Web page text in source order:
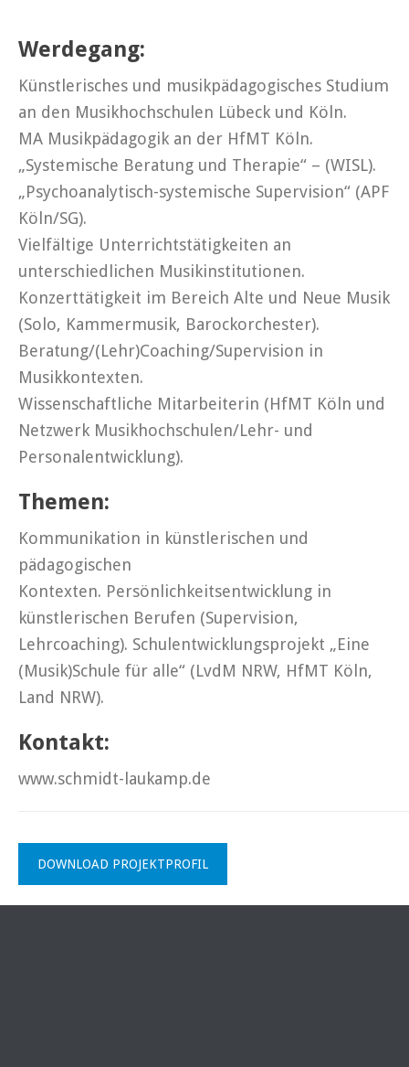
Werdegang:
Künstlerisches und musikpädagogisches Studium
an den Musikhochschulen Lübeck und Köln.
MA Musikpädagogik an der HfMT Köln.
„Systemische Beratung und Therapie“ – (WISL).
„Psychoanalytisch-systemische Supervision“ (APF
Köln/SG).
Vielfältige Unterrichtstätigkeiten an
unterschiedlichen Musikinstitutionen.
Konzerttätigkeit im Bereich Alte und Neue Musik
(Solo, Kammermusik, Barockorchester).
Beratung/(Lehr)Coaching/Supervision in
Musikkontexten.
Wissenschaftliche Mitarbeiterin (HfMT Köln und
Netzwerk Musikhochschulen/Lehr- und
Personalentwicklung).
Themen:
Kommunikation in künstlerischen und
pädagogischen
Kontexten. Persönlichkeitsentwicklung in
künstlerischen Berufen (Supervision,
Lehrcoaching). Schulentwicklungsprojekt „Eine
(Musik)Schule für alle“ (LvdM NRW, HfMT Köln,
Land NRW).
Kontakt:
www.schmidt-laukamp.de
DOWNLOAD PROJEKTPROFIL